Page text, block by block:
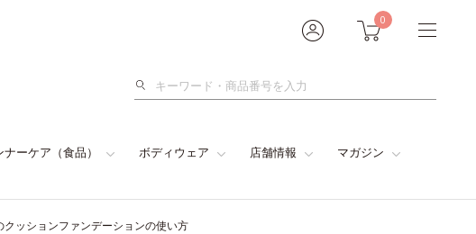
0
検
ナーケア（食品） ボディウェア 店舗情報 マガジン
ッションファンデーションの使い方